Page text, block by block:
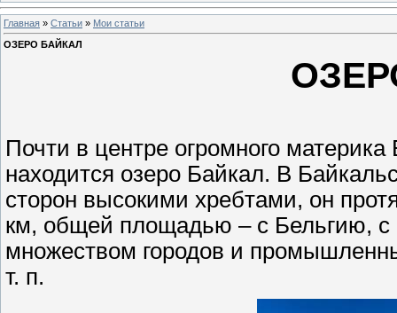
Главная » Статьи » Мои статьи
ОЗЕРО БАЙКАЛ
Почти в центре огромного материка
находится озеро Байкал. В
сторон высокими хребтами, он
км, общей площадью – с Бельгию,
множеством городов и
т. п.